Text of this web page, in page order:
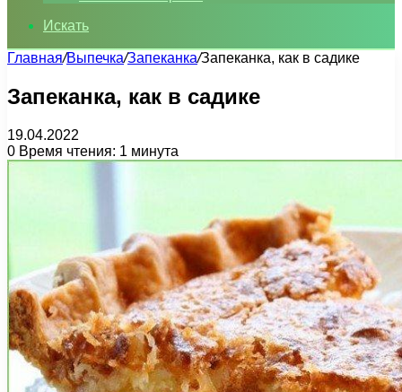
Искать
Главная/Выпечка/Запеканка/Запеканка, как в садике
Запеканка, как в садике
19.04.2022
0 Время чтения: 1 минута